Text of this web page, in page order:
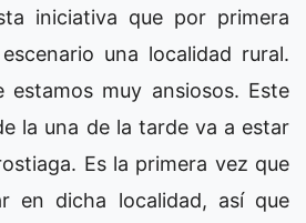
iniciativa que por primera
una localidad rural.
estamos muy ansiosos. Este
la una de la tarde va a estar
Es la primera vez que
en dicha localidad, así que